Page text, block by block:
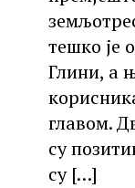
тешко је
Глини, а
главом.
су
су[…]